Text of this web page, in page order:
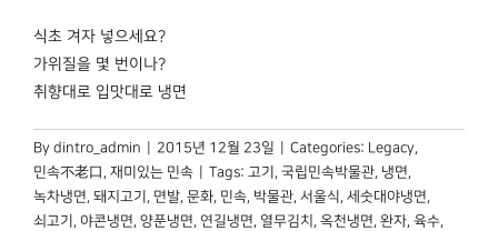
식초 겨자 넣으세요?
가위질을 몇 번이나?
취향대로 입맛대로 냉면
By dintro_admin 2015년 12월 23일 Categories: Legacy,
민속不老口 , 재미있는 민속 Tags: 고기 , 국립민속박물관, 냉면,
녹차냉면, 돼지고기 , 면발, 문화, 민속, 박물관, 서울식, 세숫대야냉면,
쇠고기 , 야콘냉면, 양푼냉면, 연길냉면, 열무김치 , 옥천냉면, 완자, 육수,